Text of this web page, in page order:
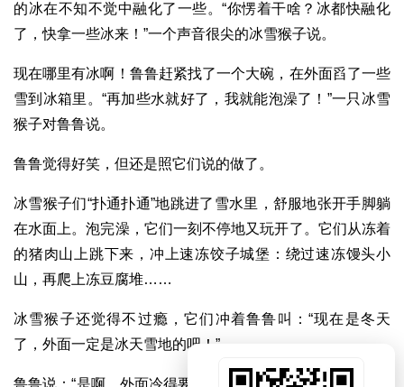
的冰在不知不觉中融化了一些。“你愣着干啥？冰都快融化
了，快拿一些冰来！”一个声音很尖的冰雪猴子说。
现在哪里有冰啊！鲁鲁赶紧找了一个大碗，在外面舀了一些
雪到冰箱里。“再加些水就好了，我就能泡澡了！”一只冰雪
猴子对鲁鲁说。
鲁鲁觉得好笑，但还是照它们说的做了。
冰雪猴子们“扑通扑通”地跳进了雪水里，舒服地张开手脚躺
在水面上。泡完澡，它们一刻不停地又玩开了。它们从冻着
的猪肉山上跳下来，冲上速冻饺子城堡：绕过速冻馒头小
山，再爬上冻豆腐堆……
冰雪猴子还觉得不过瘾，它们冲着鲁鲁叫：“现在是冬天
了，外面一定是冰天雪地的吧！”
鲁鲁说：“是啊，外面冷得要命。”“太好了，我们可以去度假